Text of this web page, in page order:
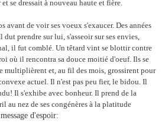
se dressait à nouveau haute et fière.
avant de voir ses voeux s'exaucer. Des années
prendre sur lui, s'asseoir sur ses envies,
il fut comblé. Un têtard vint se blottir contre
où il rencontra sa douce moitié d'oeuf. Ils se
multiplièrent et, au fil des mois, grossirent pour
actuel. Il n'est pas peu fier, le bidou. Il
Il s'exhibe avec bonheur. Il prend de la
au nez de ses congénères à la platitude
d'espoir: